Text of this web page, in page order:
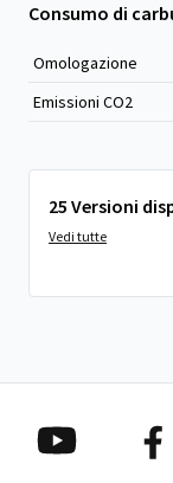
Consumo di
Omologazione
Emissioni CO2
25 Versioni
Vedi tutte